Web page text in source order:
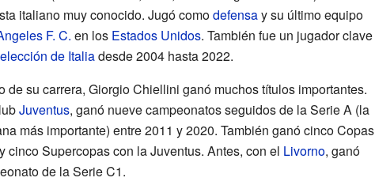
italiano muy conocido. Jugó comodefensay su último equipo
F. C. en los Estados Unidos. También fue un jugador clave
de Italiadesde 2004 hasta 2022.
de su carrera, Giorgio Chiellini ganó muchos títulos importantes.
Juventus, ganó nueve campeonatos seguidos de la Serie A (la
más importante) entre 2011 y 2020. También ganó cinco Copas
cinco Supercopas con la Juventus. Antes, con el Livorno, ganó
de la Serie C1.